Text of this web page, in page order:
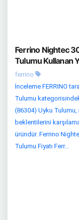
Ferrino Nightec
Tulumu Kullanan
ferrino
İnceleme FERRINO
Tulumu
(86304) Uyku
beklentilerini
üründür. Ferrino
Tulumu Fiyatı Ferr...